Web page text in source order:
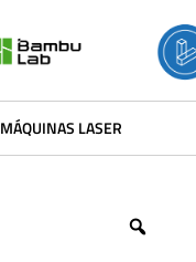
MÁQUINAS LASER